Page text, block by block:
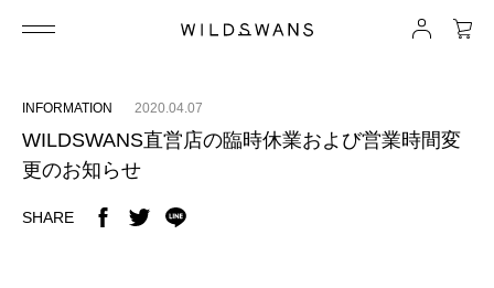
INFORMATION 2020.04.07
WILDSWANS直営店の臨時休業および営業時間変
更のお知らせ
SHARE